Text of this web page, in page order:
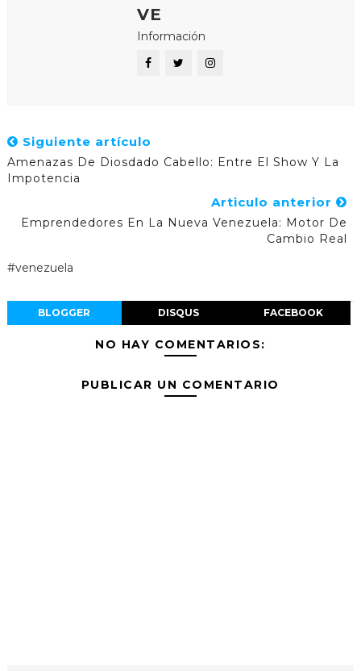
VE
Información
Siguiente artículo
Amenazas De Diosdado Cabello: Entre El Show Y La
Impotencia
Articulo anterior
Emprendedores En La Nueva Venezuela: Motor De
Cambio Real
#venezuela
BLOGGER DISQUS FACEBOOK
NO HAY COMENTARIOS:
PUBLICAR UN COMENTARIO